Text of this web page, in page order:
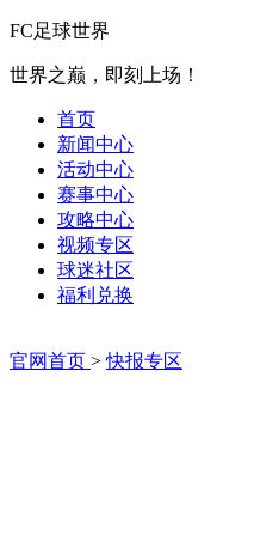
FC足球世界
世界之巅，即刻上场！
首页
新闻中心
活动中心
赛事中心
攻略中心
视频专区
球迷社区
福利兑换
官网首页 > 快报专区